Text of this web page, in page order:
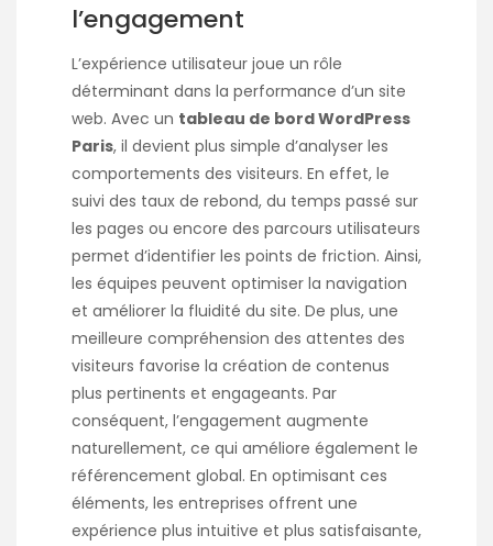
l’engagement
L’expérience utilisateur joue un rôle
déterminant dans la performance d’un site
web. Avec un tableau de bord WordPress
Paris, il devient plus simple d’analyser les
comportements des visiteurs. En effet, le
suivi des taux de rebond, du temps passé sur
les pages ou encore des parcours utilisateurs
permet d’identifier les points de friction. Ainsi,
les équipes peuvent optimiser la navigation
et améliorer la fluidité du site. De plus, une
meilleure compréhension des attentes des
visiteurs favorise la création de contenus
plus pertinents et engageants. Par
conséquent, l’engagement augmente
naturellement, ce qui améliore également le
référencement global. En optimisant ces
éléments, les entreprises offrent une
expérience plus intuitive et plus satisfaisante,